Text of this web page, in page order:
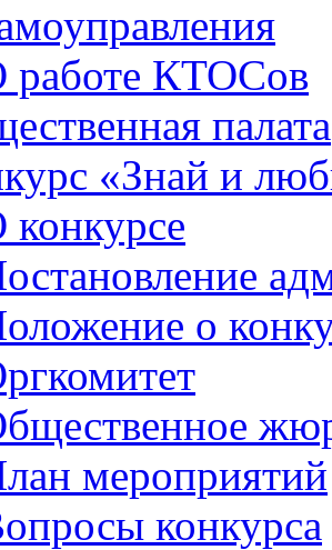
работе КТОСов
палата
«Знай и
конкурсе
о
мероприятий
конкурса